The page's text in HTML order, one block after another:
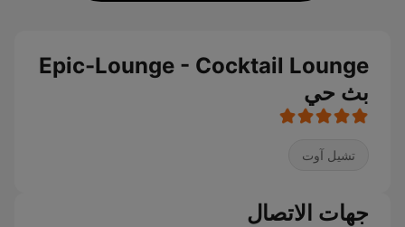
Epic-Lounge - Cocktail Lounge
بث حي
تشيل آوت
جهات الاتصال